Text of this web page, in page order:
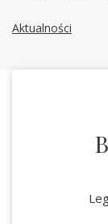
Aktualności